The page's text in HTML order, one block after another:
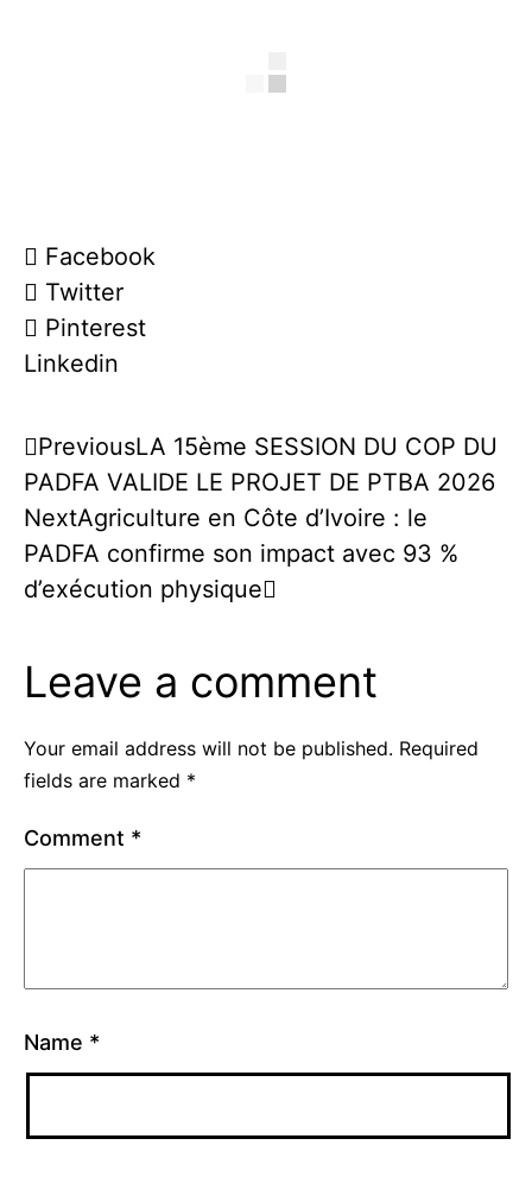
Facebook
Twitter
Pinterest
Linkedin
PreviousLA 15ème SESSION DU COP DU
PADFA VALIDE LE PROJET DE PTBA 2026
NextAgriculture en Côte d’Ivoire : le
PADFA confirme son impact avec 93 %
d’exécution physique
Leave a comment
Your email address will not be published. Required
fields are marked *
Comment *
Name *